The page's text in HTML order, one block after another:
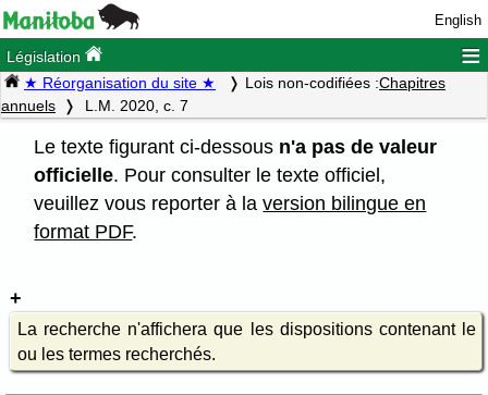
English
Législation ≡
★ Réorganisation du site ★ Lois non-codifiées :Chapitres
annuels
L.M. 2020, c. 7
Le texte figurant ci-dessous n'a pas de valeur
officielle. Pour consulter le texte officiel,
veuillez vous reporter à laversion bilingue en
format PDF.
La recherche n'affichera que les dispositions contenant le
ou les termes recherchés.